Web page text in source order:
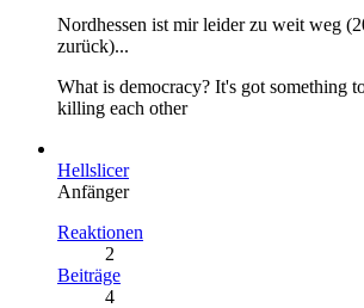
Nordhessen ist mir leider zu weit weg
zurück)...
What is democracy? It's got something
killing each other
Hellslicer
Anfänger
Reaktionen
2
Beiträge
4